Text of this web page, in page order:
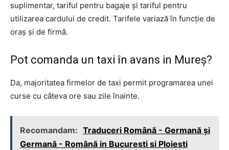
suplimentar, tariful pentru bagaje și tariful pentru
utilizarea cardului de credit. Tarifele variază în funcție de
oraș și de firmă.
Pot comanda un taxi în avans in Mureș?
Da, majoritatea firmelor de taxi permit programarea unei
curse cu câteva ore sau zile înainte.
Recomandam: Traduceri Română - Germană și
Germană - Română in Bucuresti si Ploiesti